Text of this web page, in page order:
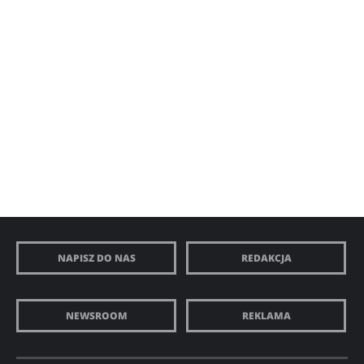
NAPISZ DO NAS REDAKCJA
NEWSROOM REKLAMA